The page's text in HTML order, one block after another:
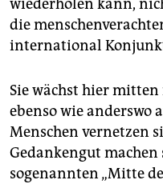
wiederholen kann,
die
international
Sie wächst hier
ebenso wie anderswo
Menschen vernetzen
Gedankengut machen
sogenannten „Mitte